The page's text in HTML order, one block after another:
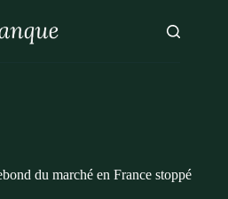
du marché en France stoppé